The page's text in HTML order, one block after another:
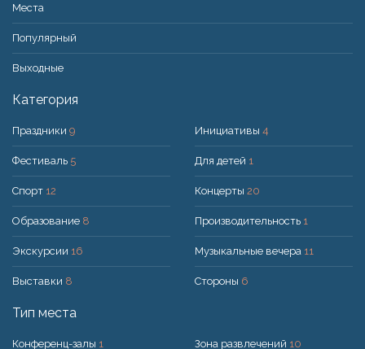
Места
Популярный
Bыходные
Категория
Праздники 9
Фестиваль 5
Спорт 12
Образование 8
Экскурсии 16
Выставки 8
Инициативы 4
Для детей 1
Концерты 20
Производительность 1
Музыкальные вечера 11
Стороны 6
Тип места
Конференц-залы 1 Зона развлечений 10